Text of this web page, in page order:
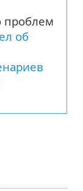
проблем
об